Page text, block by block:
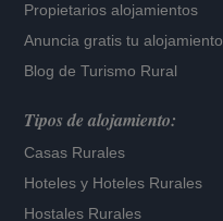
Propietarios alojamientos
Anuncia gratis tu alojamiento
Blog de Turismo Rural
Tipos de alojamiento:
Casas Rurales
Hoteles y Hoteles Rurales
Hostales Rurales